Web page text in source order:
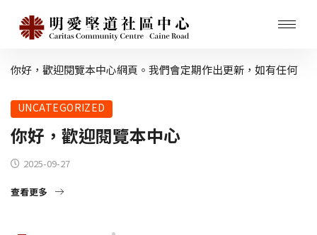
你好，歡迎閱覽本中心網頁。我們會定期作出更新，如有任何
UNCATEGORIZED
你好，歡迎閱覽本中心
2025-09-27
查看更多